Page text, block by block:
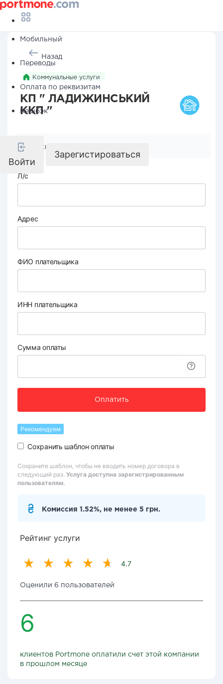
Мобильный
Переводы
Оплата по реквизитам
Кешбэк
Войти
Зарегистироваться
Назад
Коммунальные услуги
КП " ЛАДИЖИНСЬКИЙ
ККП "
Реквизиты компании
Л/с
Адрес
ФИО плательщика
ИНН плательщика
Сумма оплаты
Оплатить
Рекомендуем
Сохранить шаблон оплаты
Сохраните шаблон, чтобы не вводить номер договора в
следующий раз. Услуга доступна зарегистрированным
пользователям.
Комиссия 1.52%, не менее 5 грн.
Рейтинг услуги
4.7
Оценили 6 пользователей
6
клиентов Portmone оплатили счет этой компании
в прошлом месяце